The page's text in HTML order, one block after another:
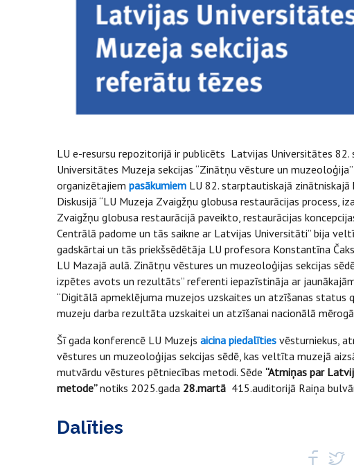
LU e-resursu repozitorijā ir publicēts Latvijas Universitātes
Universitātes Muzeja sekcijas “Zinātņu vēsture un
organizētajiem pasākumiem LU 82. starptautiskajā zinātniskajā
Diskusijā “LU Muzeja Zvaigžņu globusa restaurācijas process,
Zvaigžņu globusa restaurācijā paveikto, restaurācijas
Centrālā padome un tās saikne ar Latvijas Universitāti” bija
gadskārtai un tās priekšsēdētāja LU profesora Konstantīna
LU Mazajā aulā. Zinātņu vēstures un muzeoloģijas sekcijas
izpētes avots un rezultāts” referenti iepazīstināja ar
“Digitālā apmeklējuma muzejos uzskaites un atzīšanas status
muzeju darba rezultāta uzskaitei un atzīšanai nacionālā
Šī gada konferencē LU Muzejs aicina piedalīties vēsturniekus,
vēstures un muzeoloģijas sekcijas sēdē, kas veltīta muzejā
mutvārdu vēstures pētniecības metodi. Sēde “Atmiņas par
metode”notiks 2025.gada 28.martā 415.auditorijā Raiņa
Dalīties